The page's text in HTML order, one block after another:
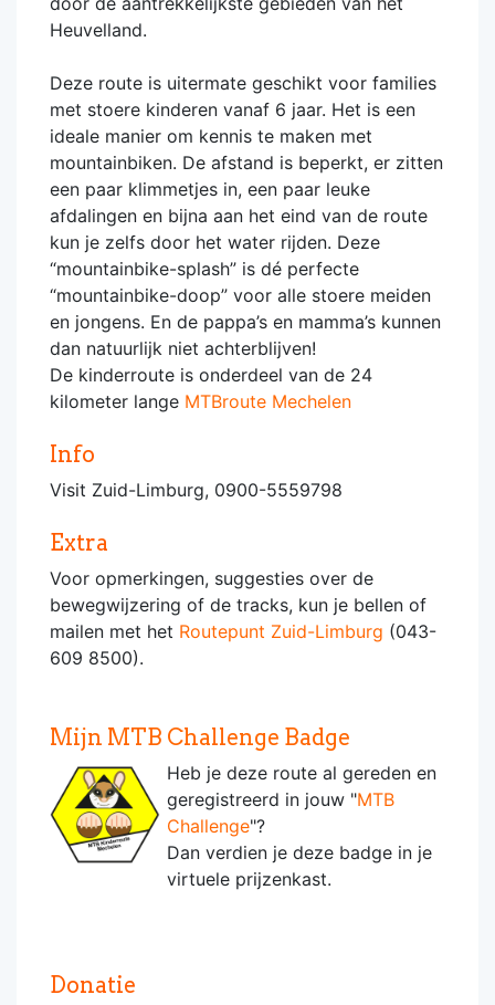
Heuvelland.
Deze route is uitermate geschikt voor families
met stoere kinderen vanaf 6 jaar. Het is een
ideale manier om kennis te maken met
mountainbiken. De afstand is beperkt, er zitten
een paar klimmetjes in, een paar leuke
afdalingen en bijna aan het eind van de route
kun je zelfs door het water rijden. Deze
“mountainbike-splash” is dé perfecte
“mountainbike-doop” voor alle stoere meiden
en jongens. En de pappa’s en mamma’s kunnen
dan natuurlijk niet achterblijven!
De kinderroute is onderdeel van de 24
kilometer lange MTBroute Mechelen
Info
Visit Zuid-Limburg, 0900-5559798
Extra
Voor opmerkingen, suggesties over de
bewegwijzering of de tracks, kun je bellen of
mailen met het Routepunt Zuid-Limburg (043-
609 8500).
Mijn MTB Challenge Badge
Heb je deze route al gereden en
geregistreerd in jouw "MTB
Challenge"?
Dan verdien je deze badge in je
virtuele prijzenkast.
Donatie